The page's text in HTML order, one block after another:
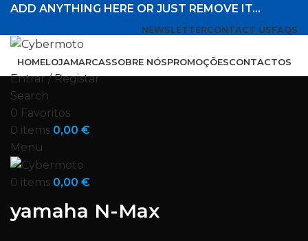
ADD ANYTHING HERE OR JUST REMOVE IT…
NEWSLETTERCONTACT USFAQS
HOMELOJAMARCASSOBRE NÓSPROMOÇÕESCONTACTOS
Entrar / Registar
Search
0 Favoritos
0 items 0,00 €
Menu
0 items 0,00 €
yamaha N-Max